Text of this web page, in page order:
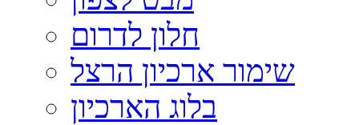
חלון לדרום
שימור ארכיון הרצל
בלוג הארכיון